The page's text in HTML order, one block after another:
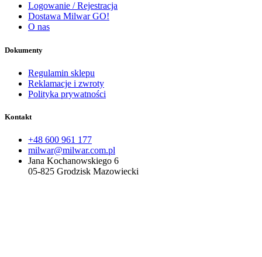
Logowanie / Rejestracja
Dostawa Milwar GO!
O nas
Dokumenty
Regulamin sklepu
Reklamacje i zwroty
Polityka prywatności
Kontakt
+48 600 961 177
milwar@milwar.com.pl
Jana Kochanowskiego 6
05-825 Grodzisk Mazowiecki